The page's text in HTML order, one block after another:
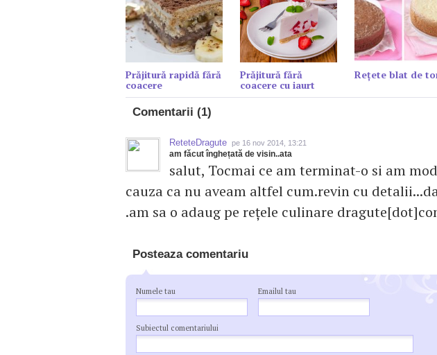
Prăjitură rapidă fără
coacere
Prăjitură fără
coacere cu iaurt
Reţete blat de
Comentarii (1)
ReteteDragute pe 16 nov 2014, 13:21
am făcut înghețată de visin..ata
salut, Tocmai ce am terminat-o si am
cauza ca nu aveam altfel cum.revin cu
.am sa o adaug pe rețele culinare
Posteaza comentariu
Numele tau Emailul tau
Subiectul comentariului